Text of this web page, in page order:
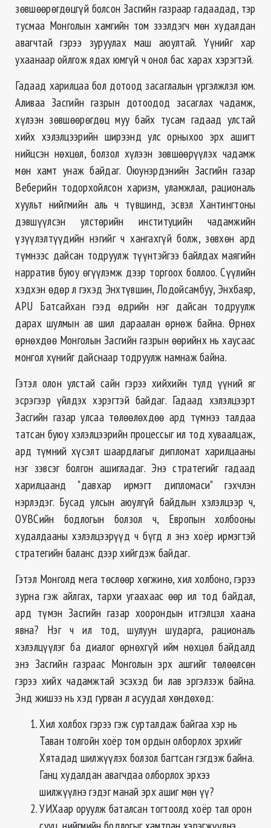
зөвшөөрөгдөцгүй болсон Засгийн газраар гадаадад, тэр
тусмаа Монголын хамгийн том зээлдэгч мөн худалдан
авагчтай гэрээ зуруулах маш аюултай. Үүнийг хар
ухаанаар ойлгож ядах юмгүй ч онол бас харах хэрэгтэй.
Гадаад харилцаа бол дотоод засаглалын үргэлжлэл юм.
Аливаа Засгийн газрын дотоодод засаглах чадамж,
хүлээн зөвшөөрөгдөц муу байх тусам гадаад улстай
хийх хэлэлцээрийн ширээнд улс орныхоо эрх ашигт
нийцсэн нөхцөл, болзол хүлээн зөвшөөрүүлэх чадамж
мөн хамт унаж байдаг. Оюунэрдэнийн Засгийн газар
Веберийн тодорхойлсон харизм, уламжлал, рациональ
хуульт нийгмийн аль ч түвшинд, эсвэл Хантингтоны
дэвшүүлсэн улстөрийн институцийн чадамжийн
үзүүлэлтүүдийн нэгийг ч хангахгүй болж, зөвхөн ард
түмнээс дайсан тодруулж түүнтэйгээ байлдах маягийн
нарратив буюу өгүүлэмж дээр торгоох боллоо. Сүүлийн
хэдхэн өдөр л гэхэд Энхтүвшин, Лодойсамбуу, Энхбаяр,
APU Батсайхан гээд өдрийн нэг дайсан тодруулж
дарах шулмын ав шил дараалан өрнөж байна. Өрнөх
өрнөхдөө Монголын Засгийн газрын өөрийнх нь хаусаас
монгол хүнийг дайснаар тодруулж намнаж байна.
Гэтэл олон улстай сайн гэрээ хийхийн тулд үүний яг
эсрэгээр үйлдэх хэрэгтэй байдаг. Гадаад хэлэлцээрт
Засгийн газар улсаа төлөөлөхдөө ард түмнээ талдаа
татсан буюу хэлэлцээрийн процессыг ил тод хуваалцаж,
ард түмний хүсэлт шаардлагыг дипломат харилцааны
нэг зэвсэг болгон ашигладаг. Энэ стратегийг гадаад
харилцаанд "давхар ирмэгт дипломаси" гэхчлэн
нэрлэдэг. Бусад улсын аюулгүй байдлын хэлэлцээр ч,
ОУВСийн бодлогын болзол ч, Европын холбооны
худалдааны хэлэлцээрүүд ч бүгд л энэ хоёр ирмэгтэй
стратегийн баланс дээр хийгдэж байдаг.
Гэтэл Монголд мега төслөөр хөгжинө, хил холбоно, гэрээ
зурна гэж айлгах, тархи угаахаас өөр ил тод байдал,
ард түмэн Засгийн газар хоорондын итгэлцэл хаана
явна? Нэг ч ил тод, шулуун шударга, рациональ
хэлэлцүүлэг ба диалог өрнөхгүй ийм нөхцөл байдалд
энэ Засгийн газраас Монголын эрх ашгийг төлөөлсөн
гэрээ хийх чадамжтай эсэхэд би лав эргэлзэж байна.
Энд жишээ нь хэд гурван л асуудал хөндөхөд:
Хил холбох гэрээ гэж сурталдаж байгаа хэр нь
Таван толгойн хоёр том ордын олборлох эрхийг
Хятадад шилжүүлэх болзол багтсан гэгдэж байна.
Ганц худалдан авагчдаа олборлох эрхээ
шилжүүлнэ гэдэг манай эрх ашиг мөн үү?
УИХаар оруулж баталсан тогтоолд хоёр тал орон